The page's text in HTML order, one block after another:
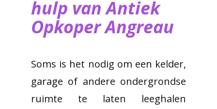
hulp van ​Antiek
Opkoper Angreau
Soms is het nodig om een kelder,
garage of andere ondergrondse
ruimte te laten leeghalen